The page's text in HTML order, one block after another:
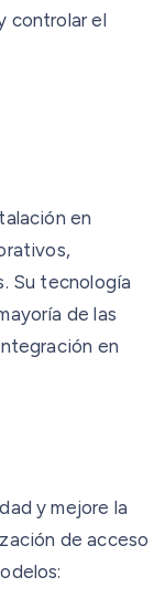
controlar el
en
Su tecnología
de las
en
y mejore la
de acceso